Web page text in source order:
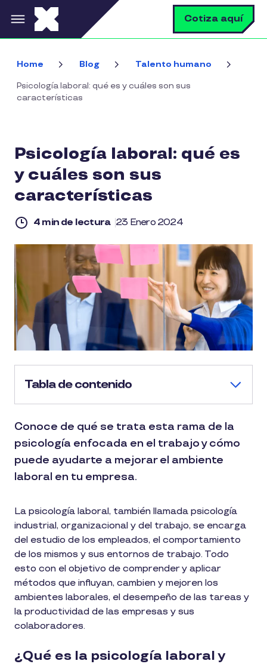
Pasar al contenido principal Cotiza aquí
Home Blog Talento humano
Psicología laboral: qué es y cuáles son sus
características
Psicología laboral: qué es
y cuáles son sus
características
4 min de lectura 23 Enero 2024
Tabla de contenido
Conoce de qué se trata esta rama de la
psicología enfocada en el trabajo y cómo
puede ayudarte a mejorar el ambiente
laboral en tu empresa.
La psicología laboral, también llamada psicología
industrial, organizacional y del trabajo, se encarga
del estudio de los empleados, el comportamiento
de los mismos y sus entornos de trabajo. Todo
esto con el objetivo de comprender y aplicar
métodos que influyan, cambien y mejoren los
ambientes laborales, el desempeño de las tareas y
la productividad de las empresas y sus
colaboradores.
¿Qué es la psicología laboral y